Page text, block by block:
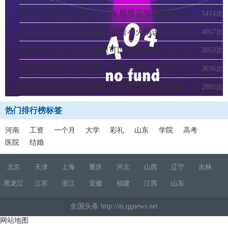
5414次
安庆母婴店加盟需要多少钱,母婴店加盟需要多少
钱 4057次
开封县旋转小火锅在哪里,旋转小火锅该怎么经营
3053次
2020年宜宾成人高考哪里可以报名,2020年成人学
历怎么报名 3036次
人民银行贷款基准利率，2021年中国人民银行同
期同类贷款基准利率 2892次
开封新东方英语培训班怎么样,新东方怎么样啊
热门排行榜标签
河南 工资 一个月 大学 彩礼 山东 学院
高考
医院
结婚
北京 天津 上海 重庆 河北 山西 辽宁 吉林
黑龙江 江苏 浙江 安徽 福建 江西 山东
全国头条 http://m.qgnews.net
网站地图